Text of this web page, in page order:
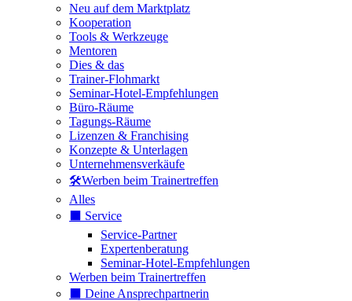
Neu auf dem Marktplatz
Kooperation
Tools & Werkzeuge
Mentoren
Dies & das
Trainer-Flohmarkt
Seminar-Hotel-Empfehlungen
Büro-Räume
Tagungs-Räume
Lizenzen & Franchising
Konzepte & Unterlagen
Unternehmensverkäufe
🛠️Werben beim Trainertreffen
Alles
⬛️ Service
Service-Partner
Expertenberatung
Seminar-Hotel-Empfehlungen
Werben beim Trainertreffen
⬛️ Deine Ansprechpartnerin